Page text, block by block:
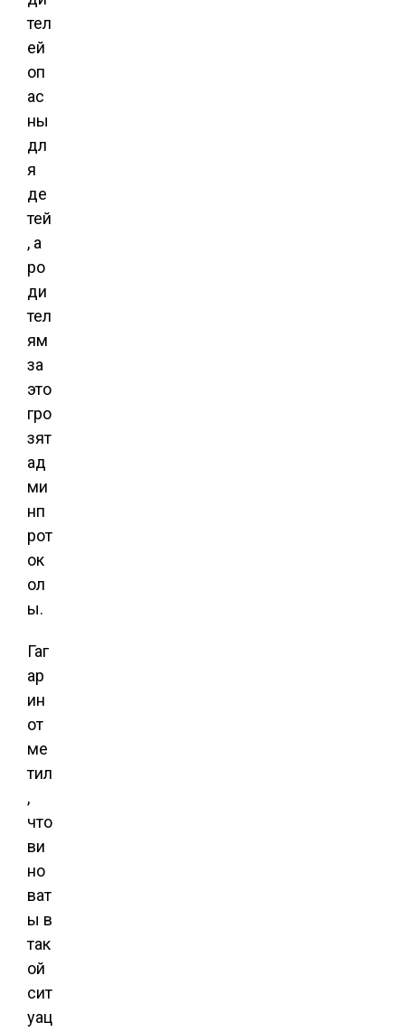
тел
ей
оп
ас
ны
дл
я
де
тей
, а
ро
ди
тел
ям
за
это
гро
зят
ад
ми
нп
рот
ок
ол
ы.
Гаг
ар
ин
от
ме
тил
,
что
ви
но
ват
ы в
так
ой
сит
уац